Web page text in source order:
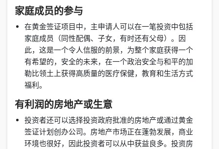
家庭成员的参与
在黄金签证项目中，主申请人可以在一笔投资中包括
家庭成员（同性配偶、子女，有时还有父母）。因
此，这是一个令人信服的前景，为整个家庭获得一个
有希望的，安全的未来，在一个政治安全与和平的加
勒比领土上获得高质量的医疗保健，教育和生活方式
福利。
有利润的房地产或生意
投资者还可以选择投资政府批准的房地产或通过黄金
签证计划创办公司。房地产市场正在蓬勃发展，商业
环境也很好，因此投资者可以从中获益良多。投资房